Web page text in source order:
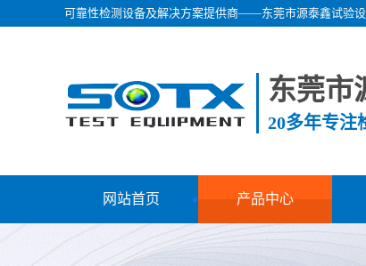
可靠性检测设备及解决方案提供商——东莞市源泰鑫试验设
东莞市
20多年专注
网站首页 产品中心